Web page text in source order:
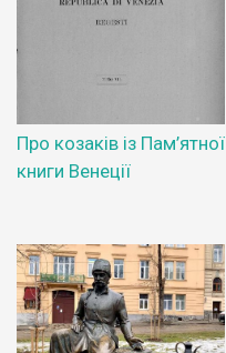
Про козаків із Пам’ятної
книги Венеції